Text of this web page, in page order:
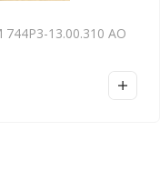
13.00.310 АО